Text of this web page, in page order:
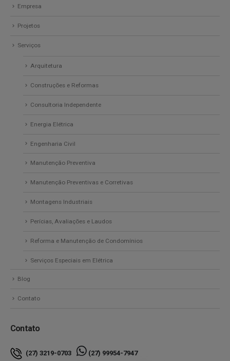
Empresa
Projetos
Serviços
Arquitetura
Construções e Reformas
Consultoria Independente
Energia Elétrica
Engenharia Civil
Manutenção Preventiva
Manutenção Preventivas e Corretivas
Montagens Industriais
Perícias, Avaliações e Laudos
Reforma e Manutenção de Condomínios
Serviços Especiais em Elétrica
Blog
Contato
Contato
(27) 3219-0703 (27) 99954-7947